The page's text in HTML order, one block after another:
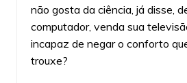
não gosta da ciência, já disse,
computador, venda sua
incapaz de negar o conforto
trouxe?